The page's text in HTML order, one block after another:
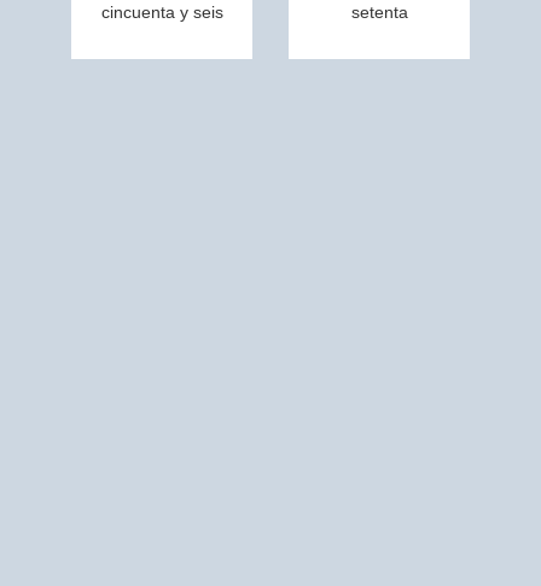
cincuenta y seis
setenta